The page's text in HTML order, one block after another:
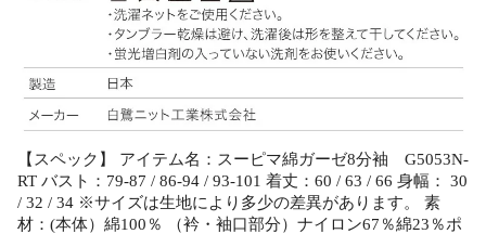
【スペック】 アイテム名：スーピマ綿ガーゼ8分袖 G5053N-
RT バスト：79-87 / 86-94 / 93-101 着丈：60 / 63 / 66 身幅： 30
/ 32 / 34 ※サイズは生地により多少の差異があります。 素
材：(本体）綿100％ （衿・袖口部分）ナイロン67％綿23％ポ